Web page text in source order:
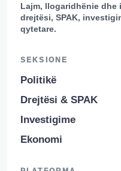
Lajm, llogaridhënie
drejtësi, SPAK,
qytetare.
SEKSIONE
Politikë
Drejtësi & SPAK
Investigime
Ekonomi